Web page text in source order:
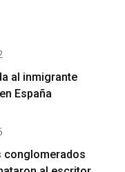
al inmigrante
España
conglomerados